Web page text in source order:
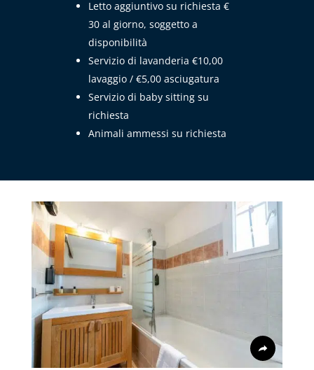
Letto aggiuntivo su richiesta €
30 al giorno, soggetto a
disponibilità
Servizio di lavanderia €10,00
lavaggio / €5,00 asciugatura
Servizio di baby sitting su
richiesta
Animali ammessi su richiesta